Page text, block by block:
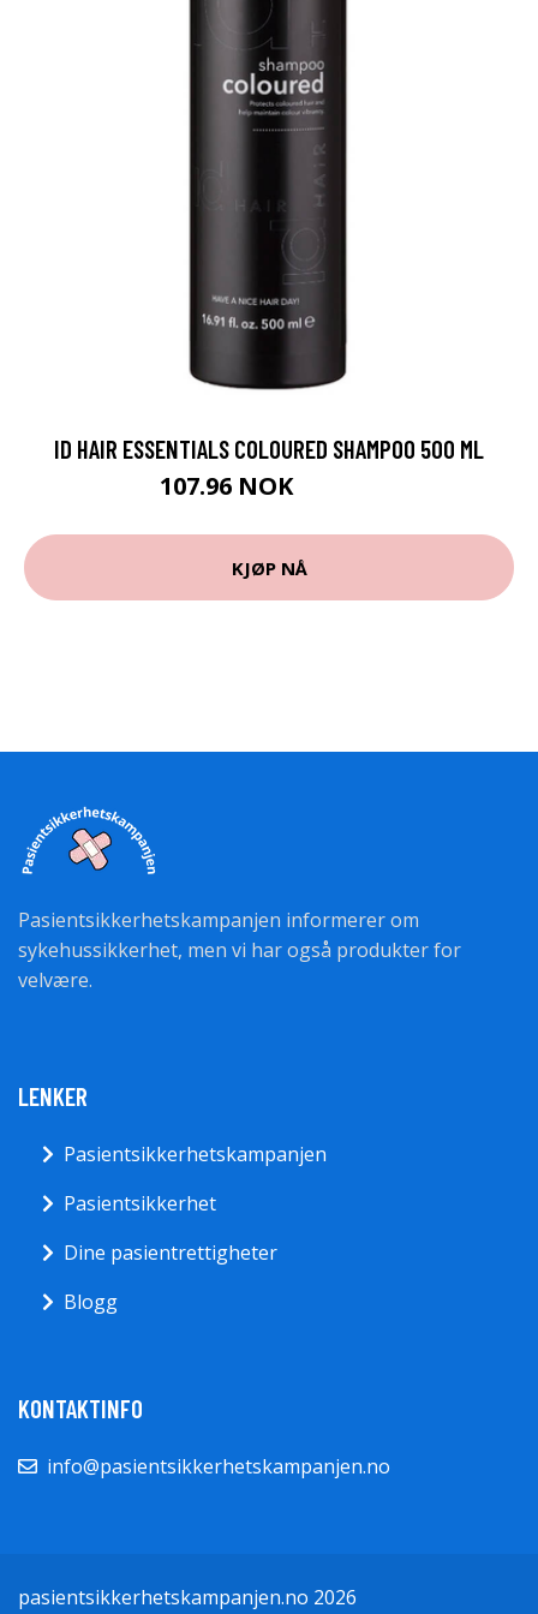
ID HAIR ESSENTIALS COLOURED SHAMPOO 500 ML
107.96 NOK
KJØP NÅ
Pasientsikkerhetskampanjen informerer om
sykehussikkerhet, men vi har også produkter for
velvære.
LENKER
Pasientsikkerhetskampanjen
Pasientsikkerhet
Dine pasientrettigheter
Blogg
KONTAKTINFO
info@pasientsikkerhetskampanjen.no
pasientsikkerhetskampanjen.no 2026